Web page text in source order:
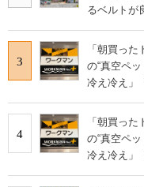
るベルトが
3
「朝買っ
の“真空ペ
冷え冷え」
4
「朝買っ
の“真空ペ
冷え冷え」